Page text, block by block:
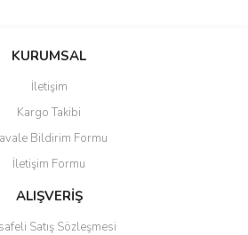
ilk yorumu siz yapın!
veya görüntülenemiyor.
eksik bilgiler bulunuyor.
bulunuyor.
daha pahalı.
KURUMSAL
İletişim
Kargo Takibi
Bildirim Formu
İletişim Formu
ALIŞVERİŞ
Satış Sözleşmesi